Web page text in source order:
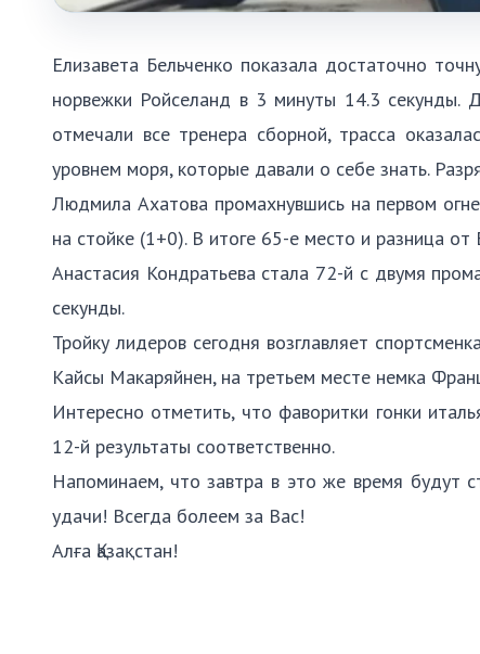
Елизавета Бельченко показала достаточно
норвежки Ройселанд в 3 минуты 14.3 секунды.
отмечали все тренера сборной, трасса
уровнем моря, которые давали о себе знать.
Людмила Ахатова промахнувшись на первом
на стойке (1+0). В итоге 65-е место и разница от
Анастасия Кондратьева стала 72-й с двумя
секунды.
Тройку лидеров сегодня возглавляет
Кайсы Макаряйнен, на третьем месте немка
Интересно отметить, что фаворитки гонки
12-й результаты соответственно.
Напоминаем, что завтра в это же время будут
удачи! Всегда болеем за Вас!
Алға Қазақстан!